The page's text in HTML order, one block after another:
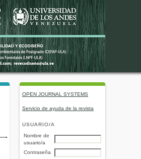
OPEN JOURNAL SYSTEMS
Servicio de ayuda de la revista
USUARIO/A
Nombre de
usuario/a
Contraseña